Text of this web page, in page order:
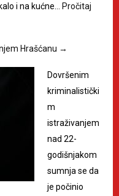
i na kućne…
Pročitaj
Hrašćanu →
Dovršenim
kriminalistički
m
istraživanjem
nad 22-
godišnjakom
sumnja se da
je počinio